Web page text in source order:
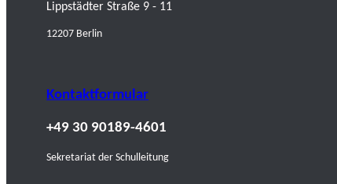
Lippstädter Straße 9 - 11
12207 Berlin
Kontaktformular
+49 30 90189-4601
Sekretariat der Schulleitung